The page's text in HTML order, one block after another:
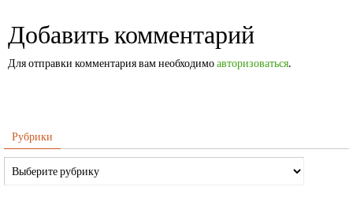
Добавить комментарий
Для отправки комментария вам необходимоавторизоваться.
Рубрики